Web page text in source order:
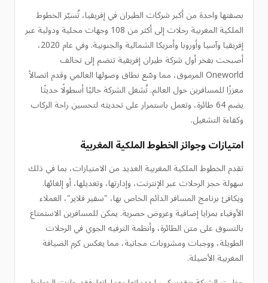
بصفتها واحدة من أكبر شركات الطيران في إفريقيا، تُسيّر الخطوط
الملكية المغربية رحلات إلى أكثر من 108 وجهات محلية ودولية عبر
إفريقيا وآسيا وأوروبا وأمريكا الشمالية والجنوبية. وفي عام 2020،
أصبحت بفخر أول شركة طيران إفريقية تنضم إلى تحالف
Oneworld المرموق، مما وسّع نطاق وصولها العالمي وقدم اتصالاً
معززًا للمسافرين حول العالم. تُشغل الشركة حاليًا أسطولًا حديثًا
يضم 64 طائرة، وتعمل باستمرار على تحديثه لتحسين راحة الركاب
وكفاءة التشغيل.
امتيازات وجوائز الخطوط الملكية المغربية
تقدم الخطوط الملكية المغربية العديد من الامتيازات، بما في ذلك
سهولة حجز الرحلات عبر الإنترنت، وإدارتها، وتعديلها، أو إلغائها.
ويكافئ برنامج المسافر الدائم الخاص بها، "سفير فلاير"، العملاء
الأوفياء بمزايا إضافية وعروض حصرية. يمكن للمسافرين الاستمتاع
بالتسوق على متن الطائرة، وأنظمة الترفيه الجوي في الرحلات
الطويلة، ووجبات ومشروبات مجانية، مما يعكس كرم الضيافة
المغربية الأصيلة.